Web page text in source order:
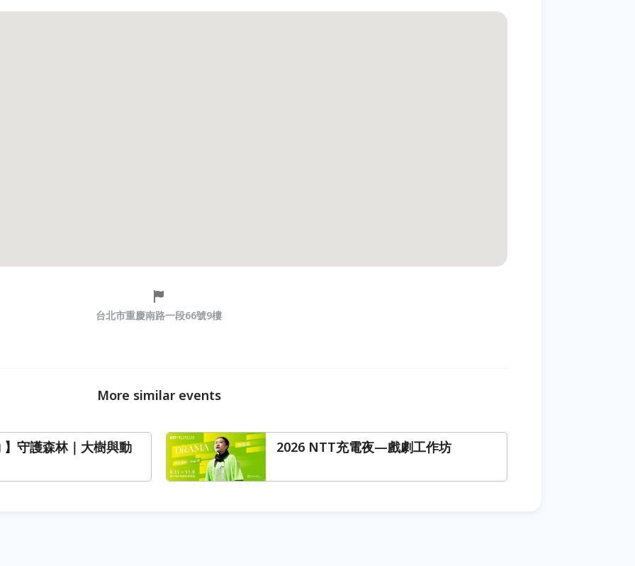
台北市重慶南路一段66號9樓
More similar events
守護森林｜大樹與動 2026 NTT充電夜—戲劇工作坊